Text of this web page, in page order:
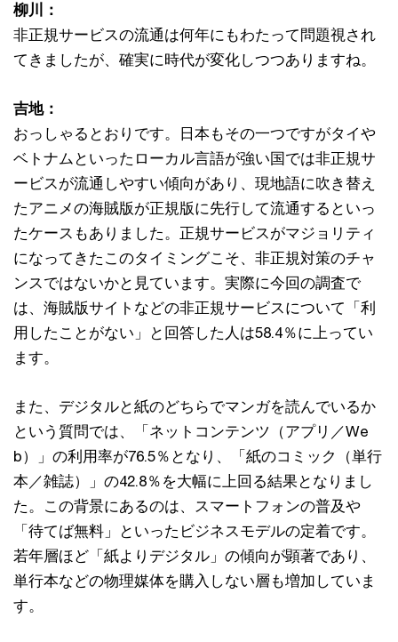
柳川：
非正規サービスの流通は何年にもわたって問題視され
てきましたが、確実に時代が変化しつつありますね。
吉地：
おっしゃるとおりです。日本もその一つですがタイや
ベトナムといったローカル言語が強い国では非正規サ
ービスが流通しやすい傾向があり、現地語に吹き替え
たアニメの海賊版が正規版に先行して流通するといっ
たケースもありました。正規サービスがマジョリティ
になってきたこのタイミングこそ、非正規対策のチャ
ンスではないかと見ています。実際に今回の調査で
は、海賊版サイトなどの非正規サービスについて「利
用したことがない」と回答した人は58.4％に上ってい
ます。
また、デジタルと紙のどちらでマンガを読んでいるか
という質問では、「ネットコンテンツ（アプリ／We
b）」の利用率が76.5％となり、「紙のコミック（単行
本／雑誌）」の42.8％を大幅に上回る結果となりまし
た。この背景にあるのは、スマートフォンの普及や
「待てば無料」といったビジネスモデルの定着です。
若年層ほど「紙よりデジタル」の傾向が顕著であり、
単行本などの物理媒体を購入しない層も増加していま
す。